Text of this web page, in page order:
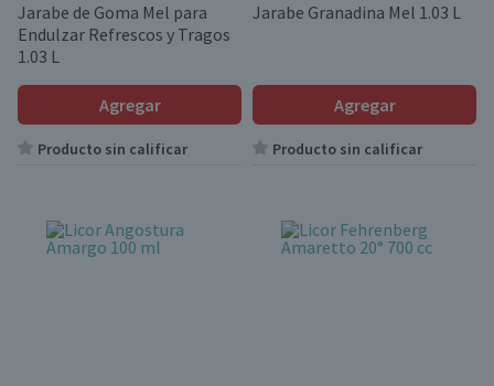
Jarabe de Goma Mel para
Endulzar Refrescos y Tragos
1.03 L
Agregar
Producto sin calificar
Jarabe Granadina Mel 1.03 L
Agregar
Producto sin calificar